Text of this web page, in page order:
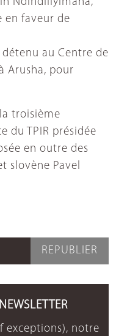
en faveur de
au Centre de
Arusha, pour
troisième
du TPIR présidée
en outre des
slovène Pavel
REPUBLIER
exceptions), notre